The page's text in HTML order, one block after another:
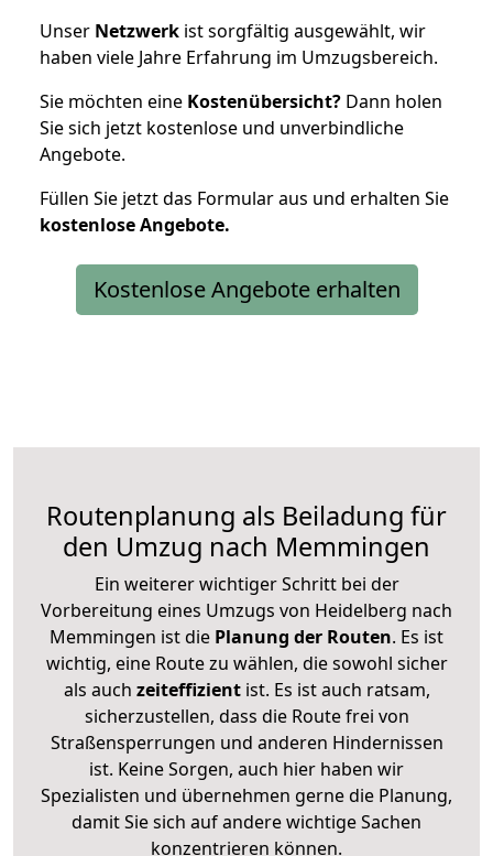
Unser Netzwerk ist sorgfältig ausgewählt, wir
haben viele Jahre Erfahrung im Umzugsbereich.
Sie möchten eine Kostenübersicht? Dann holen
Sie sich jetzt kostenlose und unverbindliche
Angebote.
Füllen Sie jetzt das Formular aus und erhalten Sie
kostenloseAngebote.
Kostenlose Angebote erhalten
Routenplanung als Beiladung für
den Umzug nach Memmingen
Ein weiterer wichtiger Schritt bei der
Vorbereitung eines Umzugs von Heidelberg nach
Memmingen ist die Planung der Routen. Es ist
wichtig, eine Route zu wählen, die sowohl sicher
als auch zeiteffizientist. Es ist auch ratsam,
sicherzustellen, dass die Route frei von
Straßensperrungen und anderen Hindernissen
ist. Keine Sorgen, auch hier haben wir
Spezialisten und übernehmen gerne die Planung,
damit Sie sich auf andere wichtige Sachen
konzentrieren können.